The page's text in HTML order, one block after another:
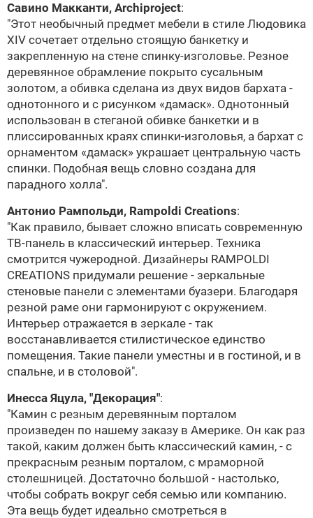
Савино Макканти, Archiproject:
"Этот необычный предмет мебели в стиле Людовика
ХIV сочетает отдельно стоящую банкетку и
закрепленную на стене спинку-изголовье. Резное
деревянное обрамление покрыто сусальным
золотом, а обивка сделана из двух видов бархата -
однотонного и с рисунком «дамаск». Однотонный
использован в стеганой обивке банкетки и в
плиссированных краях спинки-изголовья, а бархат с
орнаментом «дамаск» украшает центральную часть
спинки. Подобная вещь словно создана для
парадного холла".
Антонио Рампольди, Rampoldi Creations:
"Как правило, бывает сложно вписать современную
ТВ-панель в классический интерьер. Техника
смотрится чужеродной. Дизайнеры RAMPOLDI
CREATIONS придумали решение - зеркальные
стеновые панели с элементами буазери. Благодаря
резной раме они гармонируют с окружением.
Интерьер отражается в зеркале - так
восстанавливается стилистическое единство
помещения. Такие панели уместны и в гостиной, и в
спальне, и в столовой".
Инесса Яцула, "Декорация":
"Камин с резным деревянным порталом
произведен по нашему заказу в Америке. Он как раз
такой, каким должен быть классический камин, - с
прекрасным резным порталом, с мраморной
столешницей. Достаточно большой - настолько,
чтобы собрать вокруг себя семью или компанию.
Эта вещь будет идеально смотреться в